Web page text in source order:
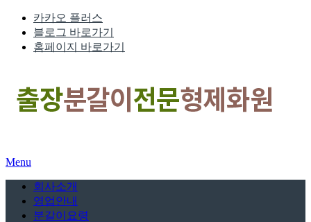
카카오 플러스
블로그 바로가기
홈페이지 바로가기
Menu
회사소개
영업안내
분갈이요령